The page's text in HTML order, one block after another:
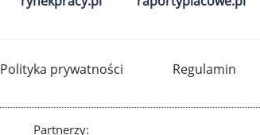
Polityka prywatności Regulamin
Partnerzy: